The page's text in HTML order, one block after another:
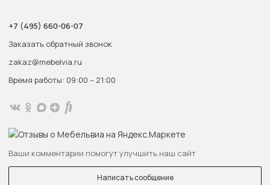
+7 (495) 660-06-07
Заказать обратный звонок
zakaz@mebelvia.ru
Время работы: 09:00 – 21:00
Ваши комментарии помогут улучшить наш сайт
Написать сообщение